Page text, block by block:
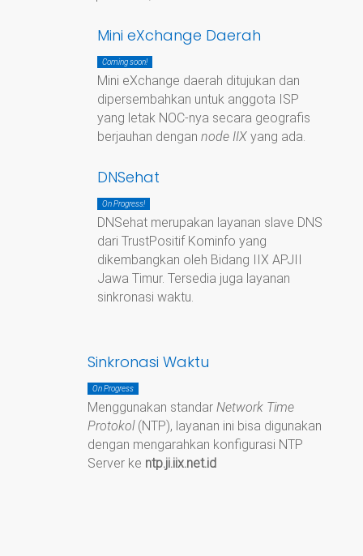
Mini eXchange Daerah
Coming soon!
Mini eXchange daerah ditujukan dan
dipersembahkan untuk anggota ISP
yang letak NOC-nya secara geografis
berjauhan dengan node IIXyang ada.
DNSehat
On Progress!
DNSehat merupakan layanan slave DNS
dari TrustPositif Kominfo yang
dikembangkan oleh Bidang IIX APJII
Jawa Timur. Tersedia juga layanan
sinkronasi waktu.
Sinkronasi Waktu
On Progress
Menggunakan standar Network Time
Protokol(NTP), layanan ini bisa digunakan
dengan mengarahkan konfigurasi NTP
Server ke ntp.ji.iix.net.id